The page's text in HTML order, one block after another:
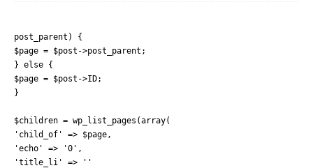
post_parent) {
$page = $post->post_parent;
} else {
$page = $post->ID;
}
$children = wp_list_pages(array(
'child_of' => $page,
'echo' => '0',
'title_li' => ''